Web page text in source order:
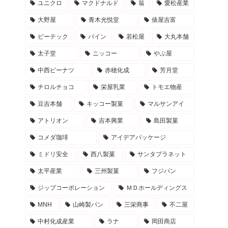
ユニクロ マクドナルド 翁 愛松産業
大野屋 青木光悦堂 俵屋吉富
ビーテック パイン 若松屋 大丸本舗
太子堂 ニッコー やぶ屋
中西ピーナツ 赤穂化成 芳月堂
チロルチョコ 栄屋乳業 トモエ物産
豆吉本舗 キッコー製菓 マルサンアイ
アトリオン 吉本興業 島田製菓
コメダ珈琲 アイデアパッケージ
ミドリ安全 西八製菓 サンタプラネット
太平産業 三州製菓 フジパン
ジップコーポレーション ＭＤホールディングス
MNH 山崎製パン 三栄商事 不二屋
中村化成産業 ラナ 岡田商店